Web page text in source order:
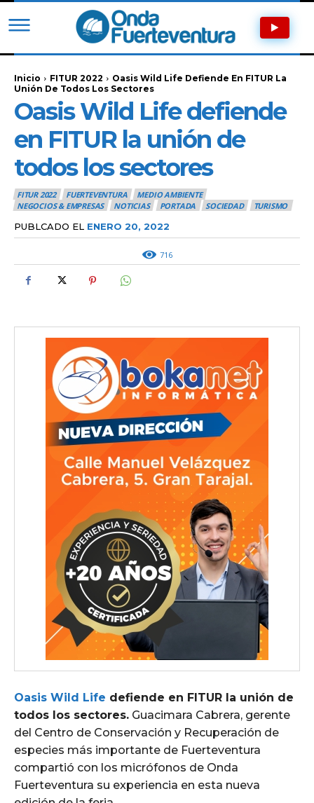
Inicio FITUR 2022
Oasis Wild Life Defiende En FITUR La
Unión De Todos Los Sectores
Oasis Wild Life defiende
en FITUR la unión de
todos los sectores
FITUR 2022 FUERTEVENTURA
MEDIO AMBIENTE
NEGOCIOS & EMPRESAS
NOTICIAS PORTADA SOCIEDAD TURISMO
PUBLCADO EL ENERO 20, 2022
716
Oasis Wild Life defiende en FITUR la unión de
todos los sectores. Guacimara Cabrera, gerente
del Centro de Conservación y Recuperación de
especies más importante de Fuerteventura
compartió con los micrófonos de Onda
Fuerteventura su experiencia en esta nueva